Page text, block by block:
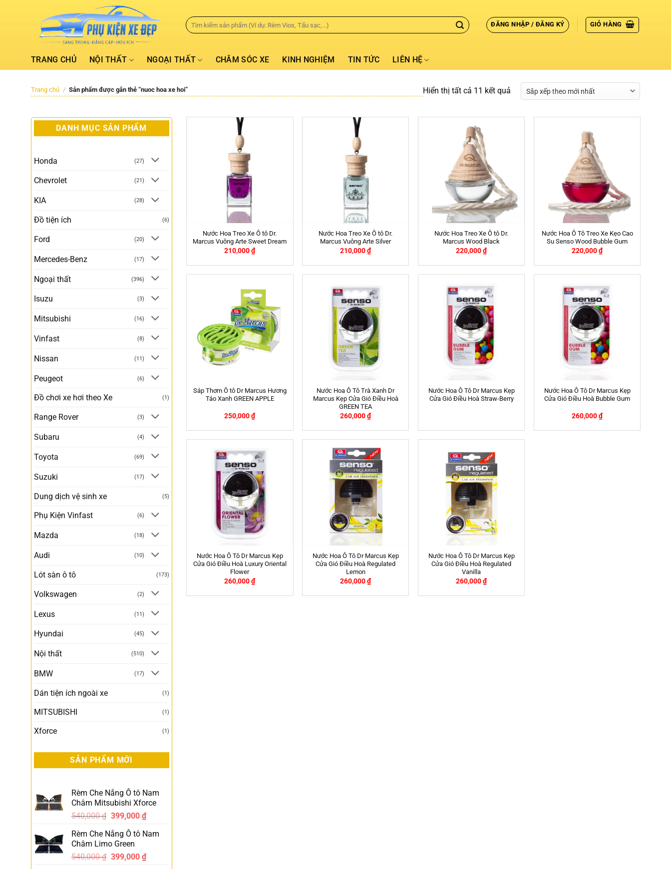
ĐĂNG NHẬP / ĐĂNG KÝ GIỎ HÀNG
TRANG CHỦ NỘI THẤT NGOẠI THẤT CHĂM SÓC XE KINH NGHIỆM TIN TỨC LIÊN HỆ
Trang chủ / Sản phẩm được gắn thẻ “nuoc hoa xe hoi” Hiển thị tất cả 11 kết quả
DANH MỤC SẢN PHẨM
Honda (27)
Chevrolet (21)
KIA (28)
Đồ tiện ích (6)
Ford (20)
Mercedes-Benz (17)
Ngoại thất (396)
Isuzu (3)
Mitsubishi (16)
Vinfast (8)
Nissan (11)
Peugeot (6)
Đồ chơi xe hơi theo Xe (1)
Range Rover (3)
Subaru (4)
Toyota (69)
Suzuki (17)
Dung dịch vệ sinh xe (5)
Phụ Kiện Vinfast (6)
Mazda (18)
Audi (10)
Lót sàn ô tô (173)
Volkswagen (2)
Lexus (11)
Hyundai (45)
Nội thất (510)
BMW (17)
Dán tiện ích ngoài xe (1)
MITSUBISHI (1)
Xforce (1)
SẢN PHẨM MỚI
Rèm Che Nắng Ô tô Nam
Châm Mitsubishi Xforce
540,000₫ 399,000 ₫
Rèm Che Nắng Ô tô Nam
Châm Limo Green
540,000₫ 399,000 ₫
Nước Hoa Treo Xe Ô tô Dr.
Marcus Vuông Arte Sweet Dream
210,000₫
Nước Hoa Treo Xe Ô tô Dr.
Marcus Vuông Arte Silver
210,000₫
Nước Hoa Treo Xe Ô tô Dr.
Marcus Wood Black
220,000₫
Nước Hoa Ô Tô Treo Xe Kẹo Cao
Su Senso Wood Bubble Gum
220,000₫
Sáp Thơm Ô tô Dr Marcus Hương
Táo Xanh GREEN APPLE
250,000₫
Nước Hoa Ô Tô Trà Xanh Dr
Marcus Kẹp Cửa Gió Điều Hoà
GREEN TEA
260,000₫
Nước Hoa Ô Tô Dr Marcus Kẹp
Cửa Gió Điều Hoà Straw-Berry
Nước Hoa Ô Tô Dr Marcus Kẹp
Cửa Gió Điều Hoà Bubble Gum
260,000₫
Nước Hoa Ô Tô Dr Marcus Kẹp
Cửa Gió Điều Hoà Luxury Oriental
Flower
260,000₫
Nước Hoa Ô Tô Dr Marcus Kẹp
Cửa Gió Điều Hoà Regulated
Lemon
260,000₫
Nước Hoa Ô Tô Dr Marcus Kẹp
Cửa Gió Điều Hoà Regulated
Vanilla
260,000₫